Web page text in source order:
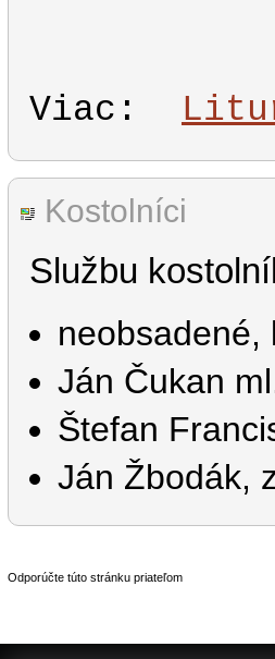
Viac:
Kostolníci
Službu
neobsadené,
Ján Čukan
Štefan
Ján Žbodák,
Odporúčte túto stránku priateľom